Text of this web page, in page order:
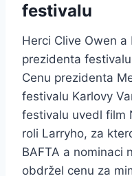
festivalu
Herci Clive Owen
prezidenta
Cenu prezidenta
festivalu Karlovy
festivalu uvedl film
roli Larryho, za
BAFTA a nominaci
obdržel cenu za